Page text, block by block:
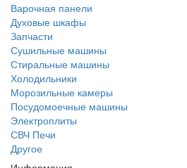
Варочная панели
Духовые шкафы
Запчасти
Сушильные машины
Стиральные машины
Холодильники
Морозильные камеры
Посудомоечные машины
Электроплиты
СВЧ Печи
Другое